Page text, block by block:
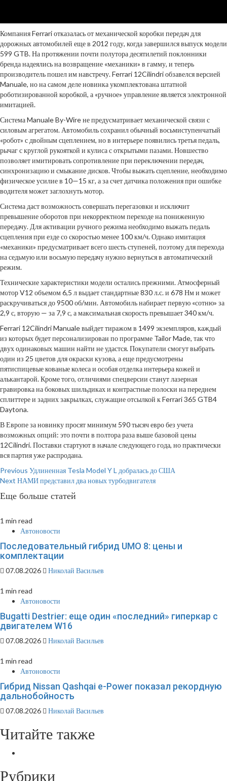
Компания Ferrari отказалась от механической коробки передач для
дорожных автомобилей еще в 2012 году, когда завершился выпуск модели
599 GTB. На протяжении почти полутора десятилетий поклонники
бренда надеялись на возвращение «механики» в гамму, и теперь
производитель пошел им навстречу. Ferrari 12Cilindri обзавелся версией
Manuale, но на самом деле новинка укомплектована штатной
роботизированной коробкой, а «ручное» управление является электронной
имитацией.
Система Manuale By-Wire не предусматривает механической связи с
силовым агрегатом. Автомобиль сохранил обычный восьмиступенчатый
«робот» с двойным сцеплением, но в интерьере появились третья педаль,
рычаг с круглой рукояткой и кулиса с открытыми пазами. Новшество
позволяет имитировать сопротивление при переключении передач,
синхронизацию и смыкание дисков. Чтобы выжать сцепление, необходимо
физическое усилие в 10—15 кг, а за счет датчика положения при ошибке
водителя может заглохнуть мотор.
Система даст возможность совершать перегазовки и исключит
превышение оборотов при некорректном переходе на пониженную
передачу. Для активации ручного режима необходимо выжать педаль
сцепления при езде со скоростью менее 100 км/ч. Однако имитация
«механики» предусматривает всего шесть ступеней, поэтому для перехода
на седьмую или восьмую передачу нужно вернуться в автоматический
режим.
Технические характеристики модели остались прежними. Атмосферный
мотор V12 объемом 6,5 л выдает стандартные 830 л.с. и 678 Нм и может
раскручиваться до 9500 об/мин. Автомобиль набирает первую «сотню» за
2,9 с, вторую — за 7,9 с, а максимальная скорость превышает 340 км/ч.
Ferrari 12Cilindri Manuale выйдет тиражом в 1499 экземпляров, каждый
из которых будет персонализирован по программе Tailor Made, так что
двух одинаковых машин найти не удастся. Покупатели смогут выбрать
один из 25 цветов для окраски кузова, а еще предусмотрены
пятиспицевые кованые колеса и особая отделка интерьера кожей и
алькантарой. Кроме того, отличиями спецверсии станут лазерная
гравировка на боковых шильдиках и контрастные полоски на переднем
сплиттере и задних закрылках, служащие отсылкой к Ferrari 365 GTB4
Daytona.
В Европе за новинку просят минимум 590 тысяч евро без учета
возможных опций: это почти в полтора раза выше базовой цены
12Cilindri. Поставки стартуют в начале следующего года, но практически
вся партия уже распродана.
Continue
Reading
Previous Удлиненная Tesla Model Y L добралась до США
Next НАМИ представил два новых турбодвигателя
Еще больше статей
1 min read
Автоновости
Последовательный гибрид UMO 8: цены и
комплектации
07.08.2026 Николай Васильев
1 min read
Автоновости
Bugatti Destrier: еще один «последний» гиперкар с
двигателем W16
07.08.2026 Николай Васильев
1 min read
Автоновости
Гибрид Nissan Qashqai e-Power показал рекордную
дальнобойность
07.08.2026 Николай Васильев
Читайте также
Рубрики